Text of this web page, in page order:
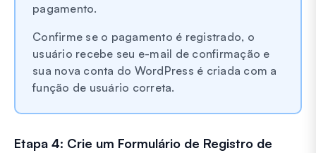
pagamento.
Confirme se o pagamento é registrado, o
usuário recebe seu e-mail de confirmação e
sua nova conta do WordPress é criada com a
função de usuário correta.
Etapa 4: Crie um Formulário de Registro de